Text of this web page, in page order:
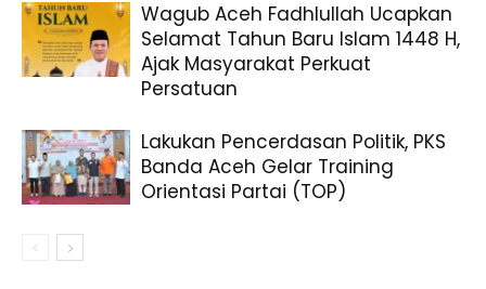
Wagub Aceh Fadhlullah Ucapkan
Selamat Tahun Baru Islam 1448 H,
Ajak Masyarakat Perkuat
Persatuan
Lakukan Pencerdasan Politik, PKS
Banda Aceh Gelar Training
Orientasi Partai (TOP)